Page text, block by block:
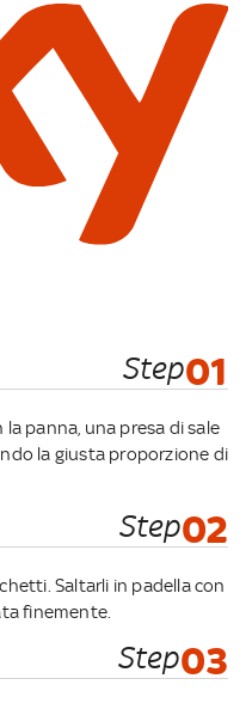
Step01
panna, una presa di sale
la giusta proporzione di
Step02
Saltarli in padella con
finemente.
Step03